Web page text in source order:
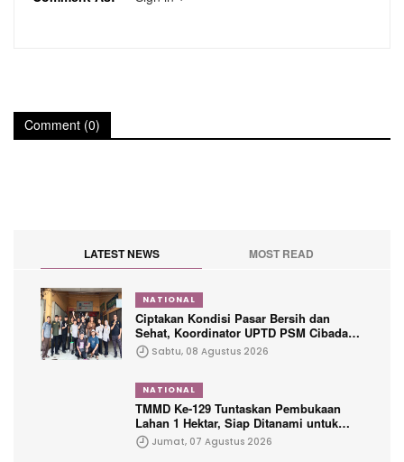
Comment (0)
LATEST NEWS MOST READ
NATIONAL
Ciptakan Kondisi Pasar Bersih dan
Sehat, Koordinator UPTD PSM Cibadak
Ajak Warga Jumsih Guna Menciptakan
Kenyamanan Pengunjung
Sabtu, 08 Agustus 2026
NATIONAL
TMMD Ke-129 Tuntaskan Pembukaan
Lahan 1 Hektar, Siap Ditanami untuk
Perkuat Ketahanan Pangan Kampung
Sesor
Jumat, 07 Agustus 2026